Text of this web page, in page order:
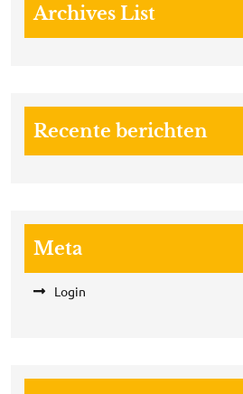
Archives List
Recente berichten
Meta
Login